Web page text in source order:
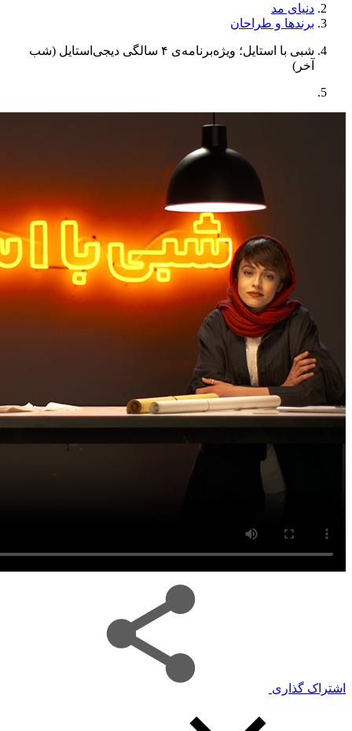
دنیای مد
برندها و طراحان
شبی با استایل؛ ویژه‌برنامه‌ی ۴ سالگی دیجی‌استایل (شب
آخر)
اشتراک گذاری